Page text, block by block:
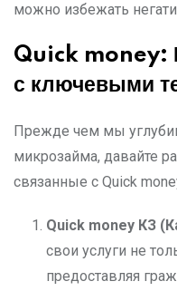
можно избежать
Quick money:
с ключевыми
Прежде чем мы
микрозайма, давайте
связанные с Quick
Quick money КЗ
свои услуги не
предоставляя